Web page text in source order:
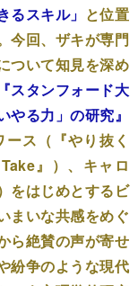
スキル」 と位置
今回、ザキが専門
ついて知見を深め
スタンフォード大
る力」の研究』
ス（『やり抜く
』）、キャロ
をはじめとするビ
まいな共感をめぐ
ら絶賛の声が寄せ
紛争のような現代